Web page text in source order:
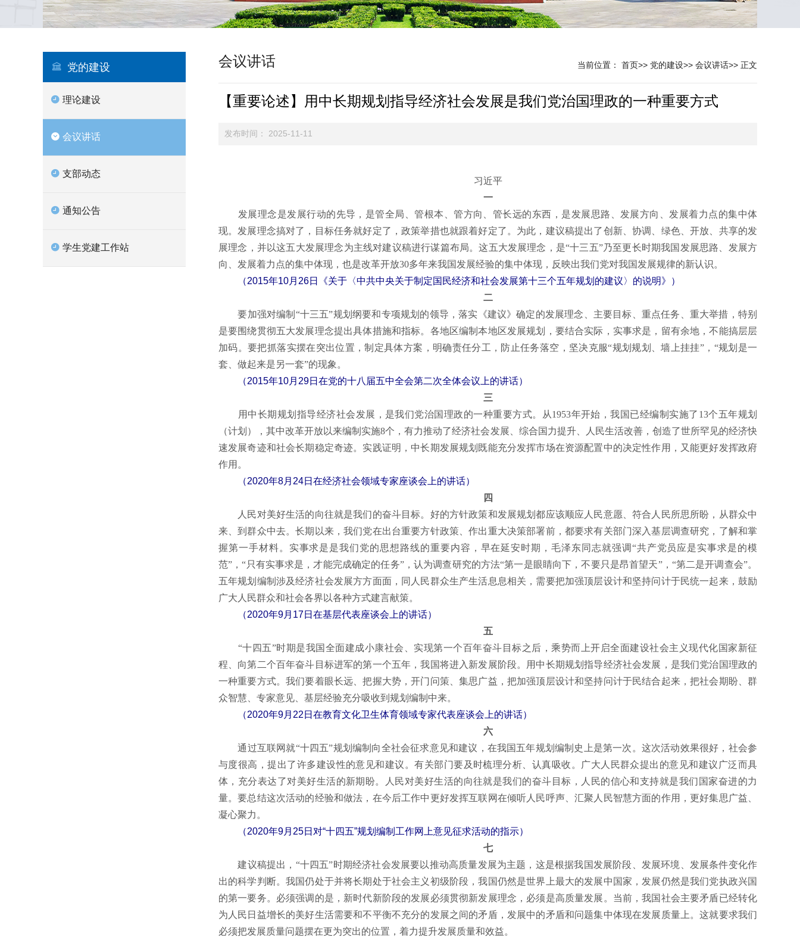
党的建设
理论建设
会议讲话
支部动态
通知公告
学生党建工作站
会议讲话 当前位置： 首页>> 党的建设>> 会议讲话>> 正文
【重要论述】用中长期规划指导经济社会发展是我们党治国理政的一种重要方式
发布时间： 2025-11-11
习近平
一
发展理念是发展行动的先导，是管全局、管根本、管方向、管长远的东西，是发展思路、发展方向、发展着力点的集中体
现。发展理念搞对了，目标任务就好定了，政策举措也就跟着好定了。为此，建议稿提出了创新、协调、绿色、开放、共享的发
展理念，并以这五大发展理念为主线对建议稿进行谋篇布局。这五大发展理念，是“十三五”乃至更长时期我国发展思路、发展方
向、发展着力点的集中体现，也是改革开放30多年来我国发展经验的集中体现，反映出我们党对我国发展规律的新认识。
（2015年10月26日《关于〈中共中央关于制定国民经济和社会发展第十三个五年规划的建议〉的说明》）
二
要加强对编制“十三五”规划纲要和专项规划的领导，落实《建议》确定的发展理念、主要目标、重点任务、重大举措，特别
是要围绕贯彻五大发展理念提出具体措施和指标。各地区编制本地区发展规划，要结合实际，实事求是，留有余地，不能搞层层
加码。要把抓落实摆在突出位置，制定具体方案，明确责任分工，防止任务落空，坚决克服“规划规划、墙上挂挂”，“规划是一
套、做起来是另一套”的现象。
（2015年10月29日在党的十八届五中全会第二次全体会议上的讲话）
三
用中长期规划指导经济社会发展，是我们党治国理政的一种重要方式。从1953年开始，我国已经编制实施了13个五年规划
（计划），其中改革开放以来编制实施8个，有力推动了经济社会发展、综合国力提升、人民生活改善，创造了世所罕见的经济快
速发展奇迹和社会长期稳定奇迹。实践证明，中长期发展规划既能充分发挥市场在资源配置中的决定性作用，又能更好发挥政府
作用。
（2020年8月24日在经济社会领域专家座谈会上的讲话）
四
人民对美好生活的向往就是我们的奋斗目标。好的方针政策和发展规划都应该顺应人民意愿、符合人民所思所盼，从群众中
来、到群众中去。长期以来，我们党在出台重要方针政策、作出重大决策部署前，都要求有关部门深入基层调查研究，了解和掌
握第一手材料。实事求是是我们党的思想路线的重要内容，早在延安时期，毛泽东同志就强调“共产党员应是实事求是的模
范”，“只有实事求是，才能完成确定的任务”，认为调查研究的方法“第一是眼睛向下，不要只是昂首望天”，“第二是开调查会”。
五年规划编制涉及经济社会发展方方面面，同人民群众生产生活息息相关，需要把加强顶层设计和坚持问计于民统一起来，鼓励
广大人民群众和社会各界以各种方式建言献策。
（2020年9月17日在基层代表座谈会上的讲话）
五
“十四五”时期是我国全面建成小康社会、实现第一个百年奋斗目标之后，乘势而上开启全面建设社会主义现代化国家新征
程、向第二个百年奋斗目标进军的第一个五年，我国将进入新发展阶段。用中长期规划指导经济社会发展，是我们党治国理政的
一种重要方式。我们要着眼长远、把握大势，开门问策、集思广益，把加强顶层设计和坚持问计于民结合起来，把社会期盼、群
众智慧、专家意见、基层经验充分吸收到规划编制中来。
（2020年9月22日在教育文化卫生体育领域专家代表座谈会上的讲话）
六
通过互联网就“十四五”规划编制向全社会征求意见和建议，在我国五年规划编制史上是第一次。这次活动效果很好，社会参
与度很高，提出了许多建设性的意见和建议。有关部门要及时梳理分析、认真吸收。广大人民群众提出的意见和建议广泛而具
体，充分表达了对美好生活的新期盼。人民对美好生活的向往就是我们的奋斗目标，人民的信心和支持就是我们国家奋进的力
量。要总结这次活动的经验和做法，在今后工作中更好发挥互联网在倾听人民呼声、汇聚人民智慧方面的作用，更好集思广益、
凝心聚力。
（2020年9月25日对“十四五”规划编制工作网上意见征求活动的指示）
七
建议稿提出，“十四五”时期经济社会发展要以推动高质量发展为主题，这是根据我国发展阶段、发展环境、发展条件变化作
出的科学判断。我国仍处于并将长期处于社会主义初级阶段，我国仍然是世界上最大的发展中国家，发展仍然是我们党执政兴国
的第一要务。必须强调的是，新时代新阶段的发展必须贯彻新发展理念，必须是高质量发展。当前，我国社会主要矛盾已经转化
为人民日益增长的美好生活需要和不平衡不充分的发展之间的矛盾，发展中的矛盾和问题集中体现在发展质量上。这就要求我们
必须把发展质量问题摆在更为突出的位置，着力提升发展质量和效益。